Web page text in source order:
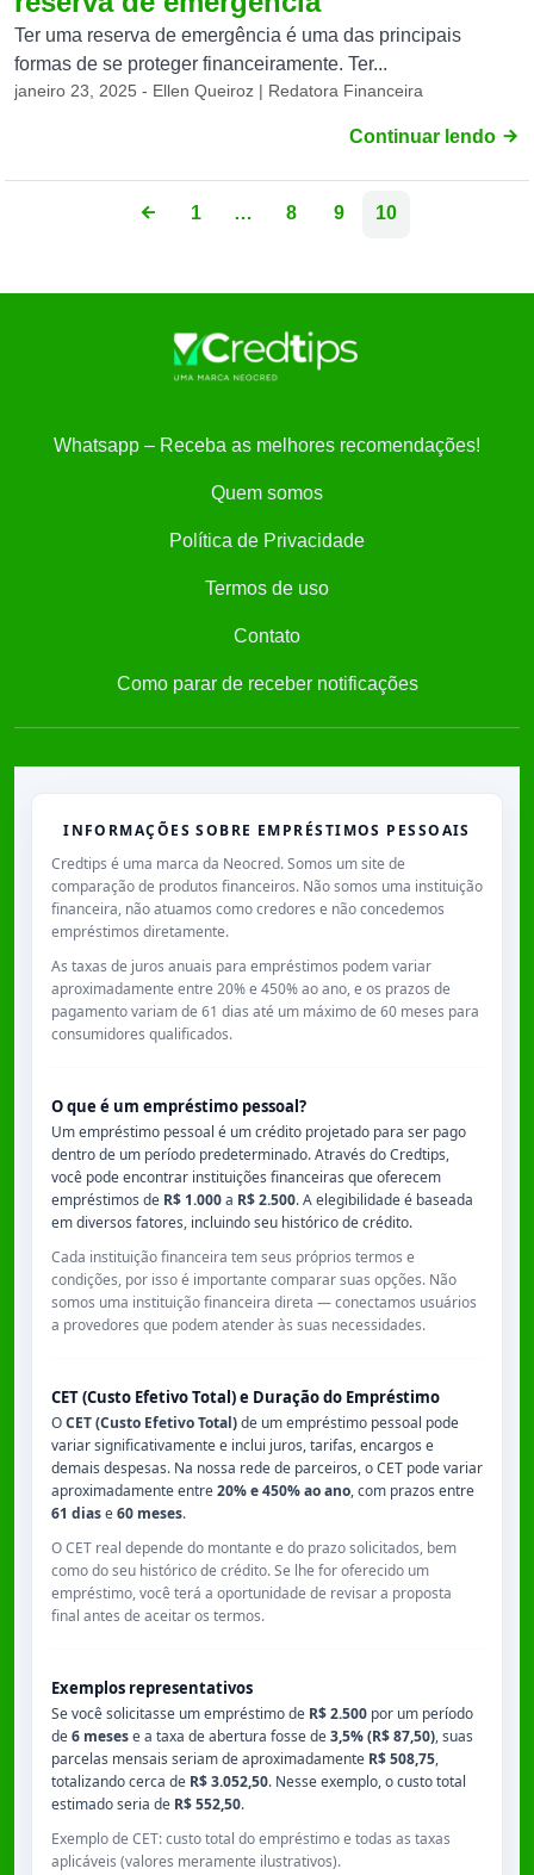
Ter uma reserva de emergência é uma das principais
formas de se proteger financeiramente. Ter...
janeiro 23, 2025 - Ellen Queiroz | Redatora Financeira
Continuar lendo
1 … 8 9 10
Whatsapp – Receba as melhores recomendações!
Quem somos
Política de Privacidade
Termos de uso
Contato
Como parar de receber notificações
INFORMAÇÕES SOBRE EMPRÉSTIMOS PESSOAIS
Credtips é uma marca da Neocred. Somos um site de
comparação de produtos financeiros. Não somos uma instituição
financeira, não atuamos como credores e não concedemos
empréstimos diretamente.
As taxas de juros anuais para empréstimos podem variar
aproximadamente entre 20% e 450% ao ano, e os prazos de
pagamento variam de 61 dias até um máximo de 60 meses para
consumidores qualificados.
O que é um empréstimo pessoal?
Um empréstimo pessoal é um crédito projetado para ser pago
dentro de um período predeterminado. Através do Credtips,
você pode encontrar instituições financeiras que oferecem
empréstimos de R$ 1.000a R$ 2.500. A elegibilidade é baseada
em diversos fatores, incluindo seu histórico de crédito.
Cada instituição financeira tem seus próprios termos e
condições, por isso é importante comparar suas opções. Não
somos uma instituição financeira direta — conectamos usuários
a provedores que podem atender às suas necessidades.
CET (Custo Efetivo Total) e Duração do Empréstimo
OCET (Custo Efetivo Total)de um empréstimo pessoal pode
variar significativamente e inclui juros, tarifas, encargos e
demais despesas. Na nossa rede de parceiros, o CET pode variar
aproximadamente entre20% e 450% ao ano, com prazos entre
61 diase60 meses.
O CET real depende do montante e do prazo solicitados, bem
como do seu histórico de crédito. Se lhe for oferecido um
empréstimo, você terá a oportunidade de revisar a proposta
final antes de aceitar os termos.
Exemplos representativos
Se você solicitasse um empréstimo de R$ 2.500 por um período
de6 mesese a taxa de abertura fosse de3,5% (R$ 87,50), suas
parcelas mensais seriam de aproximadamente R$ 508,75,
totalizando cerca de R$ 3.052,50. Nesse exemplo, o custo total
estimado seria de R$ 552,50.
Exemplo de CET: custo total do empréstimo e todas as taxas
aplicáveis (valores meramente ilustrativos).